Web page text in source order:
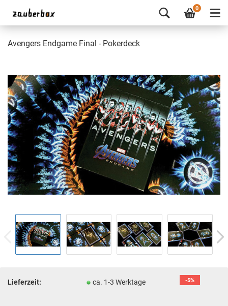
0
Avengers Endgame Final - Pokerdeck
-5%
Lieferzeit: ca. 1-3 Werktage